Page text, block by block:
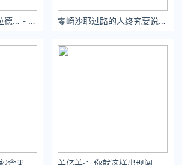
隔壁马哥M 倒立美拉德… - 小红书 零崎沙耶过路的人终究要说再见。